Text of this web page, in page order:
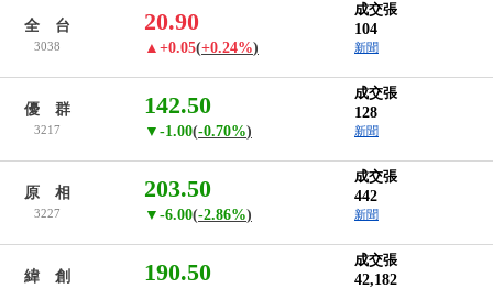
全 台
3038
20.90
▲+0.05(+0.24%)
成交張
104
新聞
優 群
3217
142.50
▼-1.00(-0.70%)
成交張
128
新聞
原 相
3227
203.50
▼-6.00(-2.86%)
成交張
442
新聞
緯 創 190.50 成交張
42,182